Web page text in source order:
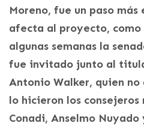
Moreno, fue un paso
afecta al proyecto, como
algunas semanas la
fue invitado junto al
Antonio Walker, quien
lo hicieron los consejeros
Conadi, Anselmo